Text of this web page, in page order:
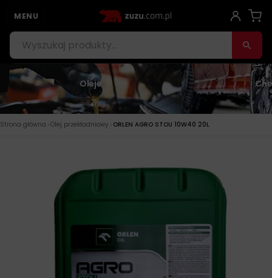
MENU
Oleje
Strona główna › Olej przekładniowy › ORLEN AGRO STOU 10W40 20L